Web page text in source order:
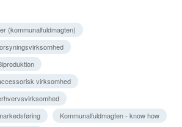
(kommunalfuldmagten)
virksomhed
Kommunalfuldmagten - know how